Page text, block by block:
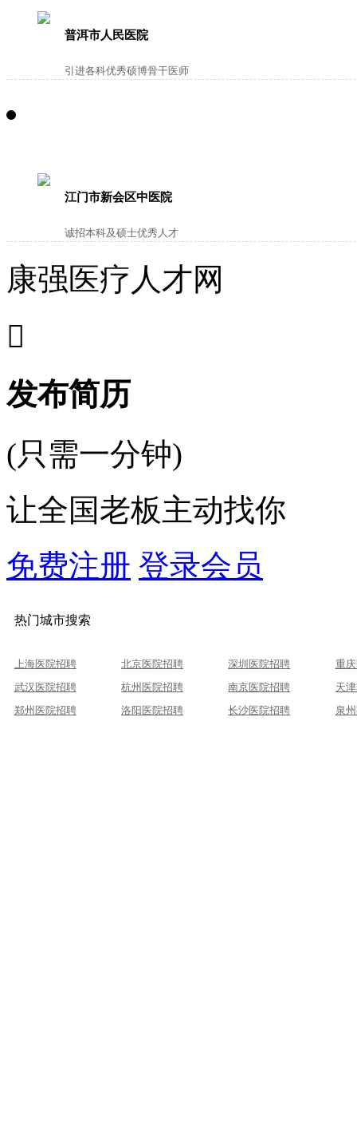
普洱市人民医院
引进各科优秀硕博骨干医师
江门市新会区中医院
诚招本科及硕士优秀人才
康强医疗人才网

发布简历
(只需一分钟)
让全国老板主动找你
免费注册 登录会员
热门城市搜索
上海医院招聘 北京医院招聘 深圳医院招聘
重
武汉医院招聘
杭州医院招聘 南京医院招聘
天
郑州医院招聘
洛阳医院招聘 长沙医院招聘 泉